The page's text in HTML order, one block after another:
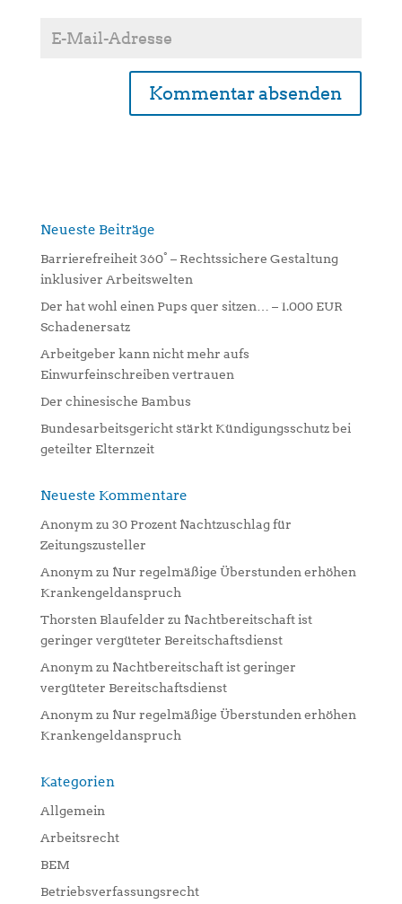
n
v
e
:
Neueste Beiträge
Barrierefreiheit 360° – Rechtssichere Gestaltung
inklusiver Arbeitswelten
Der hat wohl einen Pups quer sitzen… – 1.000 EUR
Schadenersatz
Arbeitgeber kann nicht mehr aufs
Einwurfeinschreiben vertrauen
Der chinesische Bambus
Bundesarbeitsgericht stärkt Kündigungsschutz bei
geteilter Elternzeit
Neueste Kommentare
Anonym zu 30 Prozent Nachtzuschlag für
Zeitungszusteller
Anonym zu Nur regelmäßige Überstunden erhöhen
Krankengeldanspruch
Thorsten Blaufelder zu Nachtbereitschaft ist
geringer vergüteter Bereitschaftsdienst
Anonym zu Nachtbereitschaft ist geringer
vergüteter Bereitschaftsdienst
Anonym zu Nur regelmäßige Überstunden erhöhen
Krankengeldanspruch
Kategorien
Allgemein
Arbeitsrecht
BEM
Betriebsverfassungsrecht